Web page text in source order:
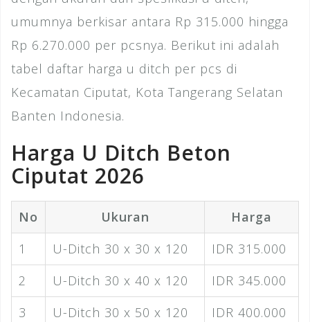
umumnya berkisar antara Rp 315.000 hingga
Rp 6.270.000 per pcsnya. Berikut ini adalah
tabel daftar harga u ditch per pcs di
Kecamatan Ciputat, Kota Tangerang Selatan
Banten Indonesia.
Harga U Ditch Beton
Ciputat 2026
No Ukuran
Harga
1
U-Ditch 30 x 30 x 120
IDR 315.000
2
U-Ditch 30 x 40 x 120
IDR 345.000
3
U-Ditch 30 x 50 x 120
IDR 400.000